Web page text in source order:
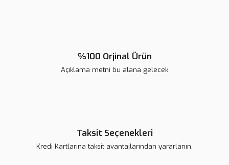
%100 Orjinal Ürün
Açıklama metni bu alana gelecek
Taksit Seçenekleri
Kredi Kartlarına taksit avantajlarından yararlanın.